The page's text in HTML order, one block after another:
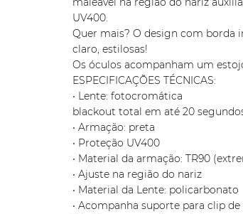
UV400.
Quer mais? O design com borda
claro, estilosas!
Os óculos acompanham um
ESPECIFICAÇÕES TÉCNICAS:
• Lente: fotocromática
blackout total em até 20
• Armação: preta
• Proteção UV400
• Material da armação: TR90
• Ajuste na região do nariz
• Material da Lente: policarbonato
• Acompanha suporte para clip